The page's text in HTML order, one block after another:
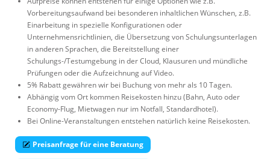
Vorbereitungsaufwand bei besonderen inhaltlichen Wünschen, z.B.
Einarbeitung in spezielle Konfigurationen oder
Unternehmensrichtlinien, die Übersetzung von Schulungsunterlagen
in anderen Sprachen, die Bereitstellung einer
Schulungs-/Testumgebung in der Cloud, Klausuren und mündliche
Prüfungen oder die Aufzeichnung auf Video.
5% Rabatt gewähren wir bei Buchung von mehr als 10 Tagen.
Abhängig vom Ort kommen Reisekosten hinzu (Bahn, Auto oder
Economy-Flug, Mietwagen nur im Notfall, Standardhotel).
Bei Online-Veranstaltungen entstehen natürlich keine Reisekosten.
Preisanfrage für eine Beratung